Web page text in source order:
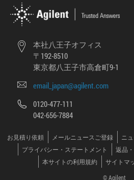
本社八王子オフィス
〒192-8510
東京都八王子市高倉町9-1
email_japan@agilent.com
0120-477-111
042-656-7884
お見積り依頼 メールニュースご登録 ニ
プライバシー・ステートメント
返品
本サイトの利用規約
サイトマ
© Agilent